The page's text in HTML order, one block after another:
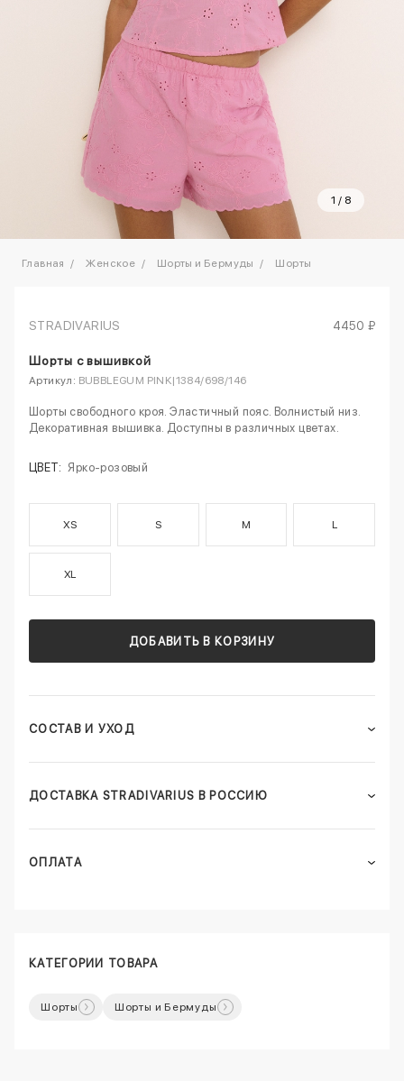
1 / 8
Главная Женское Шорты и Бермуды Шорты
STRADIVARIUS 4450 ₽
Шорты с вышивкой
Артикул: BUBBLEGUM PINK|1384/698/146
Шорты свободного кроя. Эластичный пояс. Волнистый низ.
Декоративная вышивка. Доступны в различных цветах.
ЦВЕТ: Ярко-розовый
XS S M L
XL
ДОБАВИТЬ В КОРЗИНУ
СОСТАВ И УХОД
ДОСТАВКА STRADIVARIUS В РОССИЮ
ОПЛАТА
КАТЕГОРИИ ТОВАРА
Шорты Шорты и Бермуды